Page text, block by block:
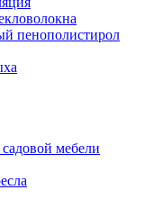
пенополистирол
мебели